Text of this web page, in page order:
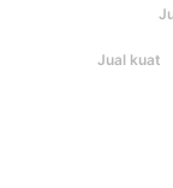
Jual kuat